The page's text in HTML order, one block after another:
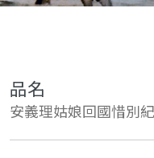
品名
安義理姑娘回國惜別